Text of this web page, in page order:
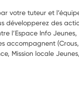
votre tuteur et
développerez des
l’Espace Info Jeunes,
accompagnent
Mission locale